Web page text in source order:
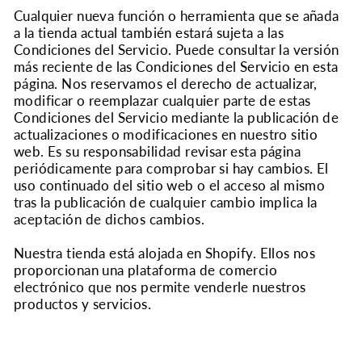
Cualquier nueva función o herramienta que se añada
a la tienda actual también estará sujeta a las
Condiciones del Servicio. Puede consultar la versión
más reciente de las Condiciones del Servicio en esta
página. Nos reservamos el derecho de actualizar,
modificar o reemplazar cualquier parte de estas
Condiciones del Servicio mediante la publicación de
actualizaciones o modificaciones en nuestro sitio
web. Es su responsabilidad revisar esta página
periódicamente para comprobar si hay cambios. El
uso continuado del sitio web o el acceso al mismo
tras la publicación de cualquier cambio implica la
aceptación de dichos cambios.
Nuestra tienda está alojada en Shopify. Ellos nos
proporcionan una plataforma de comercio
electrónico que nos permite venderle nuestros
productos y servicios.